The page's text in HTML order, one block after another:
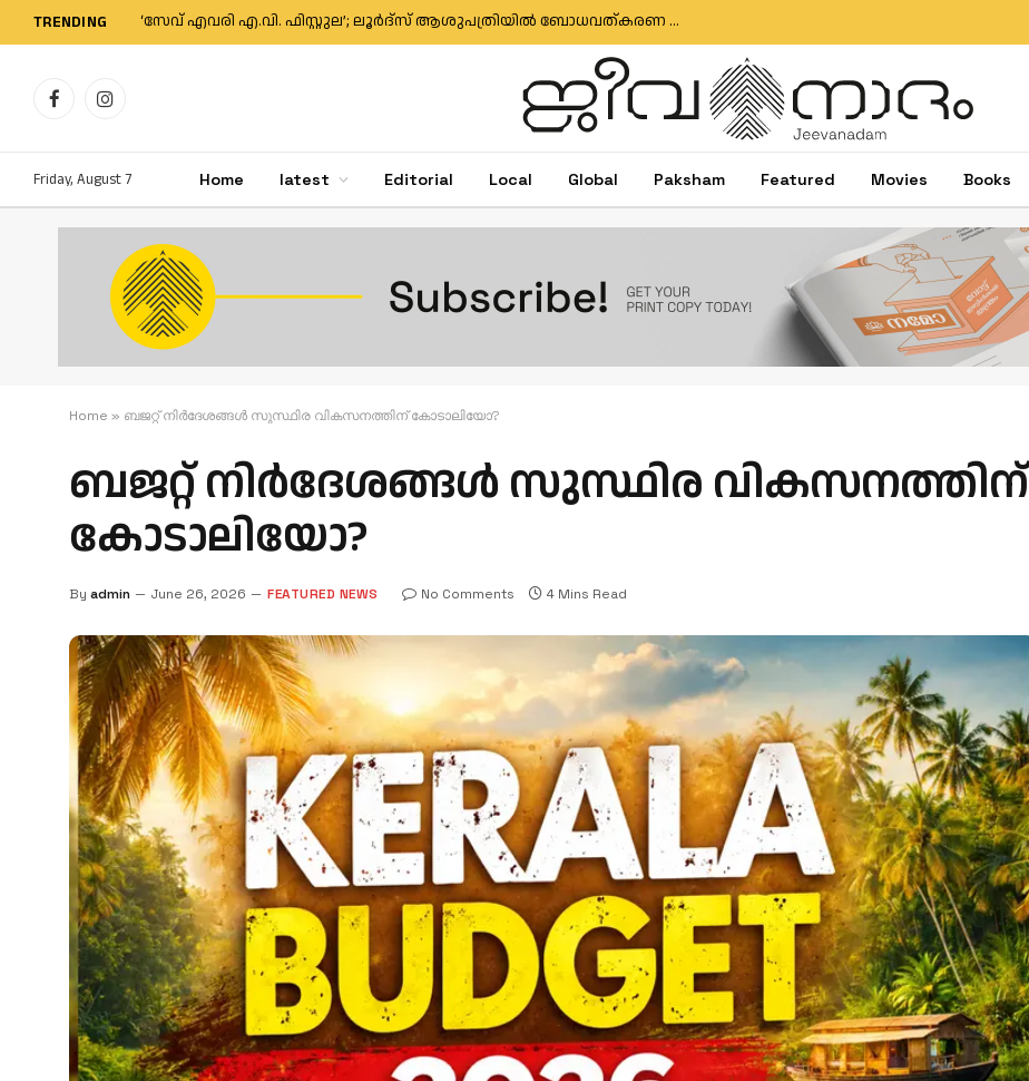
TRENDING ‘സേവ് എവരി എ.വി. ഫിസ്റ്റുല’; ലൂർദ്‌സ് ആശുപത്രിയിൽ ബോധവത്കരണ ക്യാമ്പയിന് തുടക്കം
FacebookInstagram
Friday, August 7 Home latest Editorial Local Global Paksham Featured Movies Books
Home » ബജറ്റ് നിര്‍ദേശങ്ങള്‍ സുസ്ഥിര വികസനത്തിന് കോടാലിയോ?
ബജറ്റ് നിര്‍ദേശങ്ങള്‍ സുസ്ഥിര വികസനത്തിന്
കോടാലിയോ?
By admin June 26, 2026 FEATURED NEWS No Comments 4 Mins Read